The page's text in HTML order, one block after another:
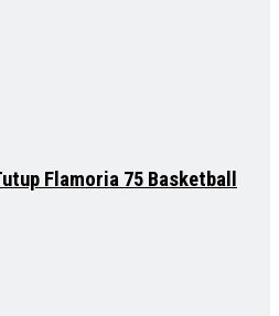
Flamoria 75 Basketball